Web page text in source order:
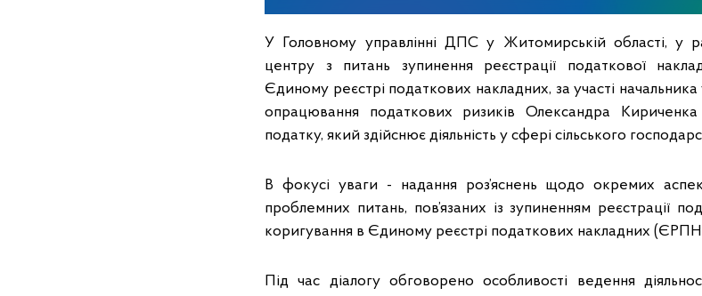
У Головному управлінні ДПС у Житомирській області, у
центру з питань зупинення реєстрації податкової
Єдиному реєстрі податкових накладних, за участі начальника
опрацювання податкових ризиків Олександра Кириченка
податку, який здійснює діяльність у сфері сільського
В фокусі уваги - надання роз’яснень щодо окремих
проблемних питань, пов’язаних із зупиненням реєстрації
коригування в Єдиному реєстрі податкових накладних
Під час діалогу обговорено особливості ведення